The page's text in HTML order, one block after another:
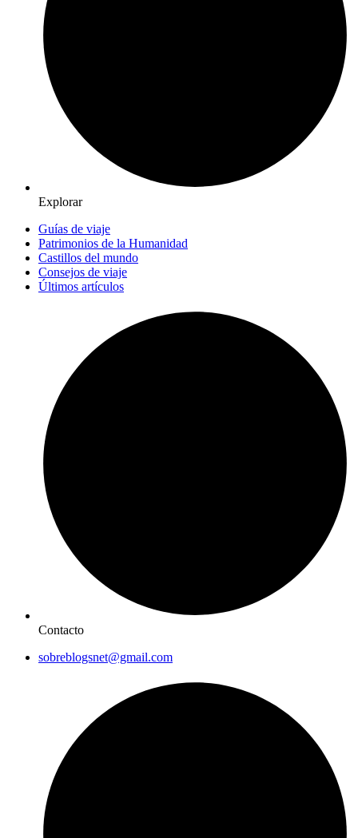
Explorar
Guías de viaje
Patrimonios de la Humanidad
Castillos del mundo
Consejos de viaje
Últimos artículos
Contacto
sobreblogsnet@gmail.com